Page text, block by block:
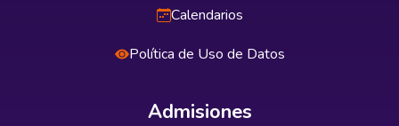
Calendarios
Política de Uso de Datos
Admisiones